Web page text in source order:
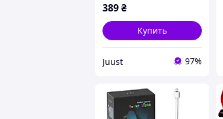
389₴
Купить
Juust 97%